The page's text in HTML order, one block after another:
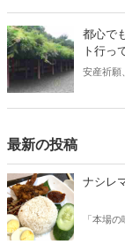
軽半島
本当に
都心で
ト行っ
安産祈願
最新の投稿
ナシレ
「本場
は行け